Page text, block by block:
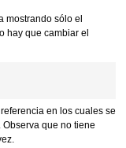
mostrando sólo el
hay que cambiar el
en los cuales se
que no tiene